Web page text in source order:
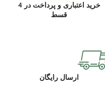
خرید اعتباری و پرداخت در 4
قسط
ارسال رایگان